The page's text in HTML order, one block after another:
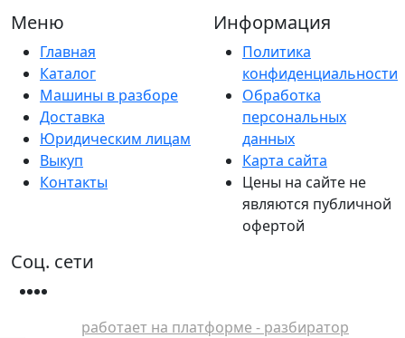
Меню
Главная
Каталог
Машины в разборе
Доставка
Юридическим лицам
Выкуп
Контакты
Информация
Политика
конфиденциальности
Обработка
персональных
данных
Карта сайта
Цены на сайте не
являются публичной
офертой
Соц. сети
работает на платформе - разбиратор